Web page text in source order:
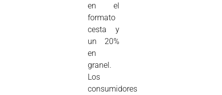
en el
formato
cesta y
un 20%
en
granel.
Los
consumidores